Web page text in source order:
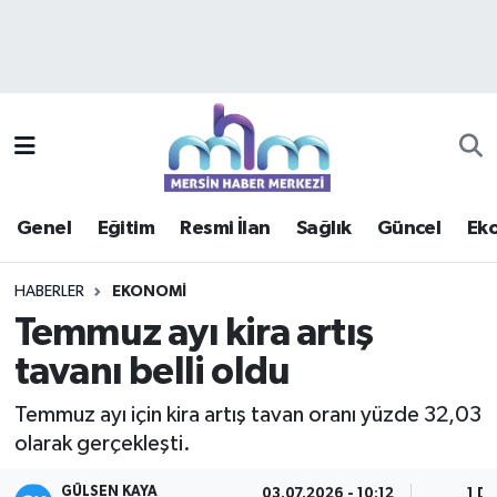
Genel Eğitim Resmi İlan Sağlık Güncel
HABERLER EKONOMI
Temmuz ayı kira artış
tavanı belli oldu
Temmuz ayı için kira artış tavan oranı yüzde 32,03
olarak gerçekleşti.
GÜLSEN KAYA
Güncel
Haberde insan
Kültür - Sanat
Mersin Trafik Yoğunluk Haritası
Süper Lig Puan Durumu ve Fikstür
Haber Arşivi